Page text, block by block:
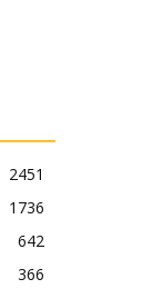
2451
1736
642
366